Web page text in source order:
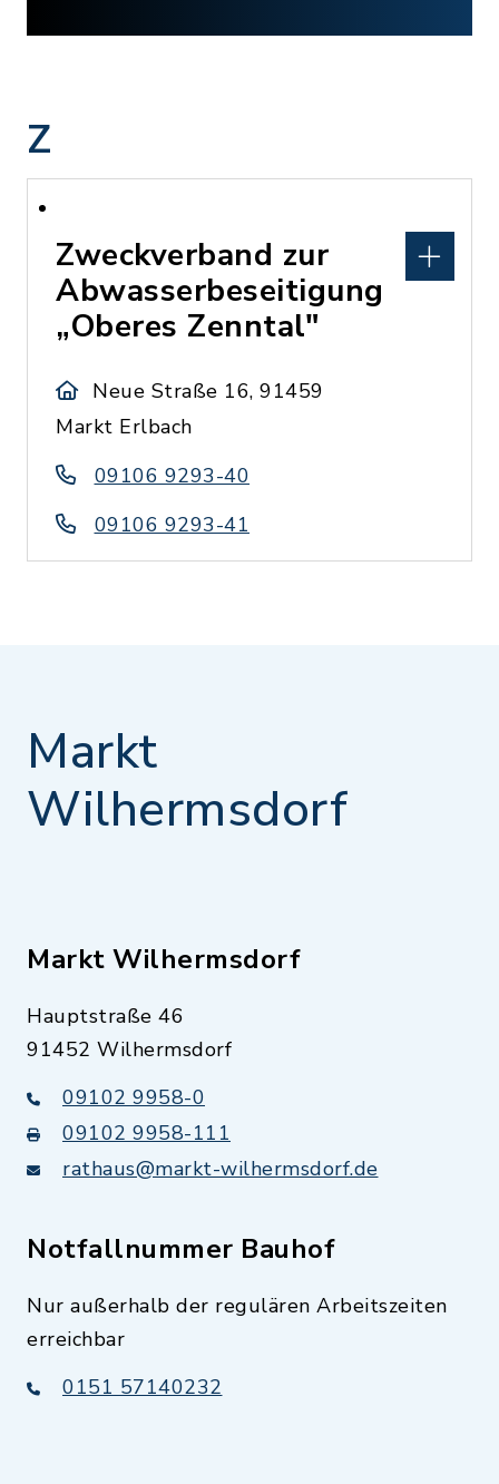
Z
Zweckverband zur
Abwasserbeseitigung
„Oberes Zenntal"
Neue Straße 16, 91459
Markt Erlbach
09106 9293-40
09106 9293-41
Markt
Wilhermsdorf
Markt Wilhermsdorf
Hauptstraße 46
91452 Wilhermsdorf
09102 9958-0
09102 9958-111
rathaus@markt-wilhermsdorf.de
Notfallnummer Bauhof
Nur außerhalb der regulären Arbeitszeiten
erreichbar
0151 57140232